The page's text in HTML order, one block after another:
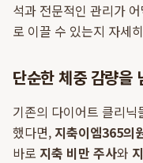
석과 전문적인 관리가
로 이끌 수 있는지 자세
단순한 체중 감량을
기존의 다이어트 클리
했다면, 지축이엠365의
바로 지축 비만 주사와